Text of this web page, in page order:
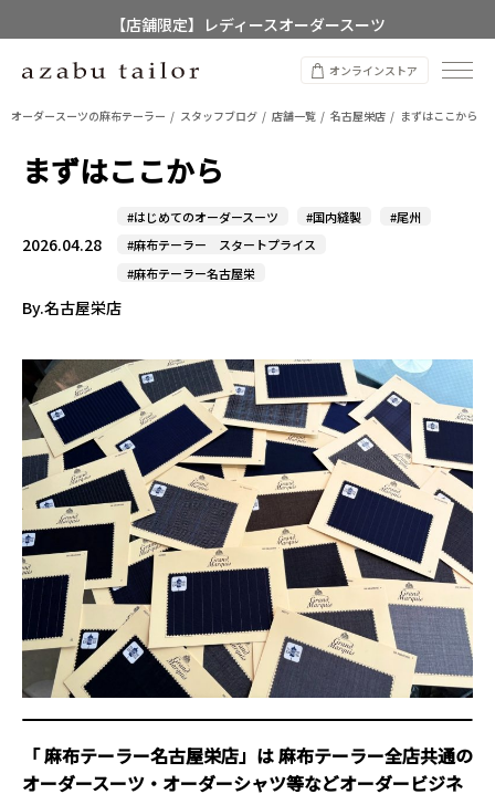
【店舗限定】レディースオーダースーツ
8/12~8/16 夏季休業のお知らせ
オンラインストア
オーダースーツの麻布テーラー スタッフブログ 店舗一覧 名古屋栄店 まずはここから
まずはここから
2026.04.28
#はじめてのオーダースーツ #国内縫製
#尾州
#麻布テーラー スタートプライス
#麻布テーラー名古屋栄
By.名古屋栄店
「 麻布テーラー名古屋栄店」は麻布テーラー全店共通の
オーダースーツ・オーダーシャツ等などオーダービジネ